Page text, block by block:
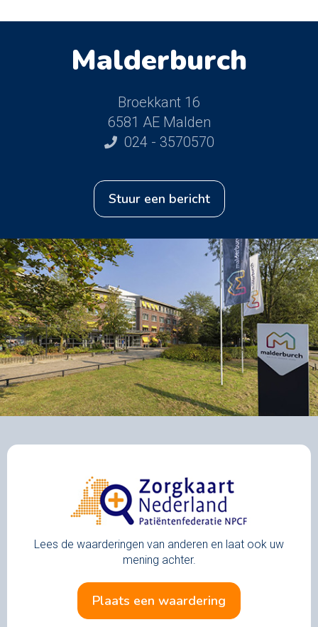
Malderburch
Broekkant 16
6581 AE Malden
024 - 3570570
stuur een bericht
Lees de waarderingen van anderen en laat ook uw
mening achter.
plaats een waardering